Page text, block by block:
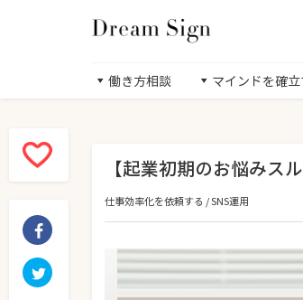
働き方相談 マインドを確立
【起業初期のお悩み
仕事効率化を依頼する /SNS運用